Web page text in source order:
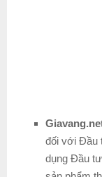
đối với Đầu
dụng Đầu